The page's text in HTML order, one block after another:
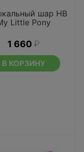
шар НВ
Little Pony
1 660 ₽
В КОРЗИНУ